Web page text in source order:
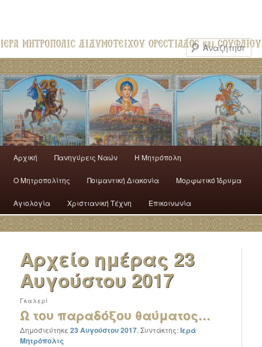
Αρχική Πανηγύρεις Ναών H Mητρόπολη
Ο Mητροπολίτης Ποιμαντική Διακονία Μορφωτικό Ίδρυμα
Αγιολογία Χριστιανική Τέχνη Επικοινωνία
Αρχείο ημέρας 23
Αυγούστου 2017
Ω του παραδόξου θαύματος…
Γκαλερί
Δημοσιεύτηκε23 Αυγούστου 2017.Συντάκτης:Ιερά
Μητρόπολις